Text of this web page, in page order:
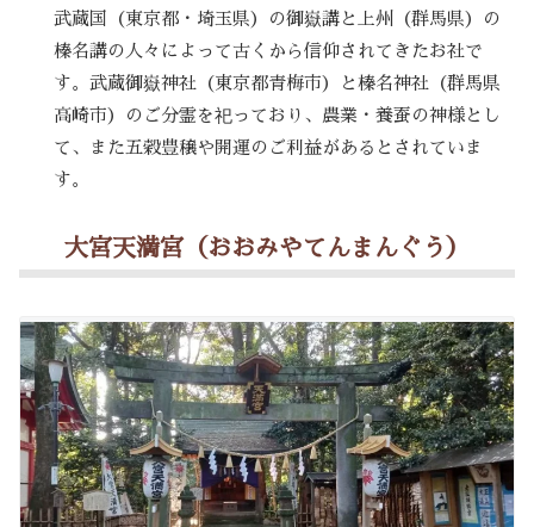
武蔵国（東京都・埼玉県）の御嶽講と上州（群馬県）の
榛名講の人々によって古くから信仰されてきたお社で
す。武蔵御嶽神社（東京都青梅市）と榛名神社（群馬県
高崎市）のご分霊を祀っており、農業・養蚕の神様とし
て、また五穀豊穣や開運のご利益があるとされていま
す。
大宮天満宮（おおみやてんまんぐう）